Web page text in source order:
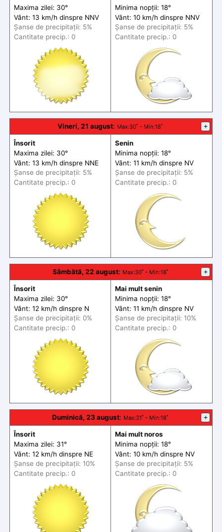
Maxima zilei: 30°
Vânt: 13 km/h dinspre NNV
Șanse de precipitații: 5%
Cantitate precip.: 0
Minima nopții: 18°
Vânt: 10 km/h dinspre NNV
Șanse de precipitații: 5%
Cantitate precip.: 0
Vineri, 21 august: Max:30˚ - Min:18˚ +
Însorit
Maxima zilei: 30°
Vânt: 13 km/h dinspre NNE
Șanse de precipitații: 5%
Cantitate precip.: 0
Senin
Minima nopții: 18°
Vânt: 11 km/h dinspre NV
Șanse de precipitații: 5%
Cantitate precip.: 0
Sâmbătă, 22 august: Max:30˚ - Min:18˚ +
Însorit
Maxima zilei: 30°
Vânt: 12 km/h dinspre N
Șanse de precipitații: 0%
Cantitate precip.: 0
Mai mult senin
Minima nopții: 18°
Vânt: 11 km/h dinspre NV
Șanse de precipitații: 10%
Cantitate precip.: 0
Duminică, 23 august: Max:31˚ - Min:18˚ +
Însorit
Maxima zilei: 31°
Vânt: 12 km/h dinspre NE
Șanse de precipitații: 10%
Cantitate precip.: 0
Mai mult noros
Minima nopții: 18°
Vânt: 10 km/h dinspre NV
Șanse de precipitații: 5%
Cantitate precip.: 0